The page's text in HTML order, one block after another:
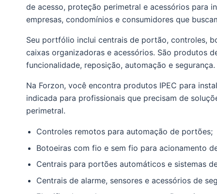
de acesso, proteção perimetral e acessórios para
empresas, condomínios e consumidores que
Seu portfólio inclui centrais de portão, controles,
caixas organizadoras e acessórios. São produtos
funcionalidade, reposição, automação e segurança.
Na Forzon, você encontra produtos IPEC para
indicada para profissionais que precisam de
perimetral.
Controles remotos para automação de portões;
Botoeiras com fio e sem fio para acionamento
Centrais para portões automáticos e sistemas
Centrais de alarme, sensores e acessórios de